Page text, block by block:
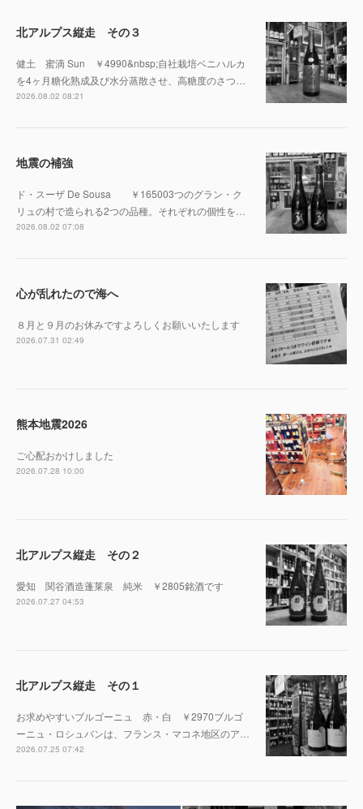
北アルプス縦走 その３
健土 蜜滴 Sun ￥4990&nbsp;自社栽培ベニハルカ
を4ヶ月糖化熟成及び水分蒸散させ、高糖度のさつ…
2026.08.02 08:21
地震の補強
ド・スーザ De Sousa ￥165003つのグラン・ク
リュの村で造られる2つの品種。それぞれの個性を…
2026.08.02 07:08
心が乱れたので海へ
８月と９月のお休みですよろしくお願いいたします
2026.07.31 02:49
熊本地震2026
ご心配おかけしました
2026.07.28 10:00
北アルプス縦走 その２
愛知 関谷酒造蓬莱泉 純米 ￥2805銘酒です
2026.07.27 04:53
北アルプス縦走 その１
お求めやすいブルゴーニュ 赤・白 ￥2970ブルゴ
ーニュ・ロシュバンは、フランス・マコネ地区のア…
2026.07.25 07:42